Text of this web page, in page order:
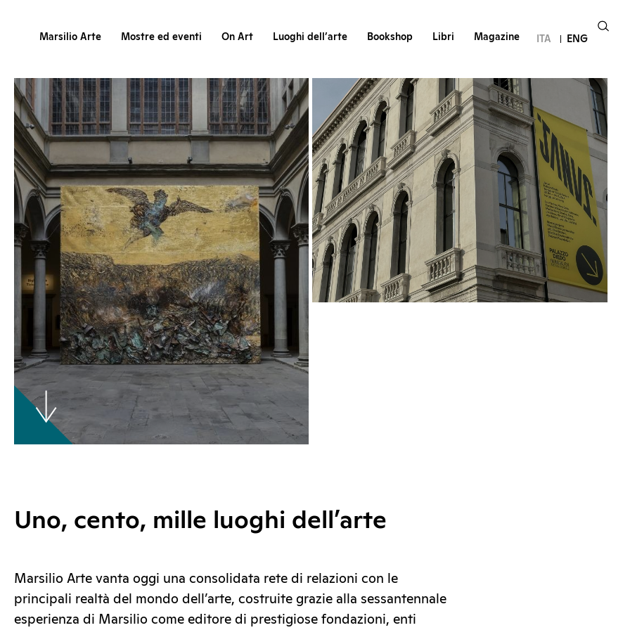
Marsilio Arte Mostre ed eventi On Art Luoghi dell’arte Bookshop Libri Magazine ITA ENG
Uno, cento, mille luoghi dell’arte
Marsilio Arte vanta oggi una consolidata rete di relazioni con le
principali realtà del mondo dell’arte, costruite grazie alla sessantennale
esperienza di Marsilio come editore di prestigiose fondazioni, enti